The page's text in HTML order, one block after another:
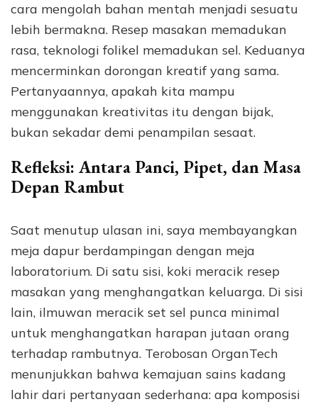
cara mengolah bahan mentah menjadi sesuatu
lebih bermakna. Resep masakan memadukan
rasa, teknologi folikel memadukan sel. Keduanya
mencerminkan dorongan kreatif yang sama.
Pertanyaannya, apakah kita mampu
menggunakan kreativitas itu dengan bijak,
bukan sekadar demi penampilan sesaat.
Refleksi: Antara Panci, Pipet, dan Masa
Depan Rambut
Saat menutup ulasan ini, saya membayangkan
meja dapur berdampingan dengan meja
laboratorium. Di satu sisi, koki meracik resep
masakan yang menghangatkan keluarga. Di sisi
lain, ilmuwan meracik set sel punca minimal
untuk menghangatkan harapan jutaan orang
terhadap rambutnya. Terobosan OrganTech
menunjukkan bahwa kemajuan sains kadang
lahir dari pertanyaan sederhana: apa komposisi